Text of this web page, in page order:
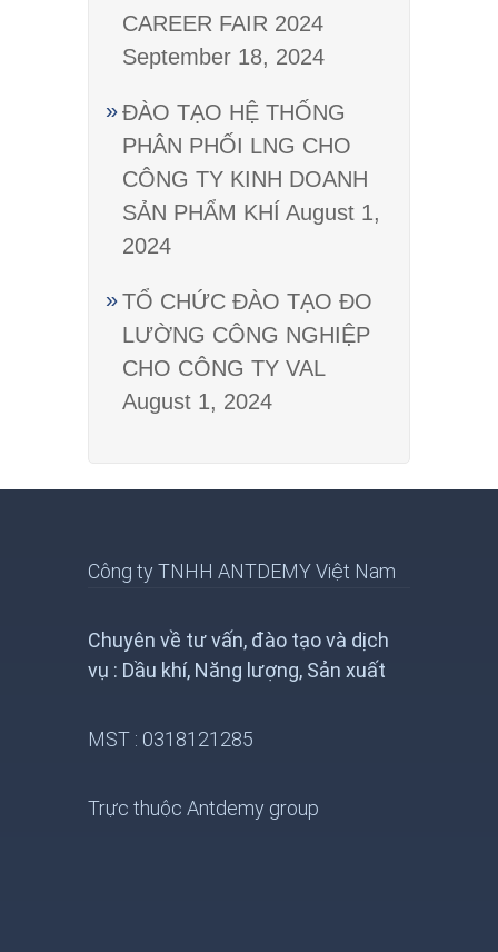
CAREER FAIR 2024
September 18, 2024
ĐÀO TẠO HỆ THỐNG
PHÂN PHỐI LNG CHO
CÔNG TY KINH DOANH
SẢN PHẨM KHÍ August 1,
2024
TỔ CHỨC ĐÀO TẠO ĐO
LƯỜNG CÔNG NGHIỆP
CHO CÔNG TY VAL
August 1, 2024
Công ty TNHH ANTDEMY Việt Nam
Chuyên về tư vấn, đào tạo và dịch
vụ : Dầu khí, Năng lượng, Sản xuất
MST : 0318121285
Trực thuộc Antdemy group